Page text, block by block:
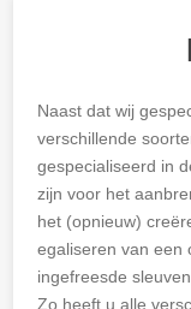
Naast dat wij
verschillende
gespecialiseerd in
zijn voor het
het (opnieuw)
egaliseren van een
ingefreesde
Zo heeft u alle